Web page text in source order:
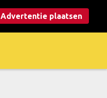
Advertentie plaatsen